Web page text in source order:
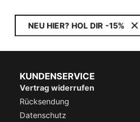
NEU HIER? HOL DIR -15%
KUNDENSERVICE
Vertrag widerrufen
Rücksendung
Datenschutz